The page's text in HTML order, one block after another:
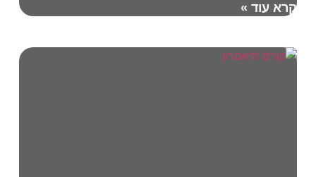
קרא עוד »